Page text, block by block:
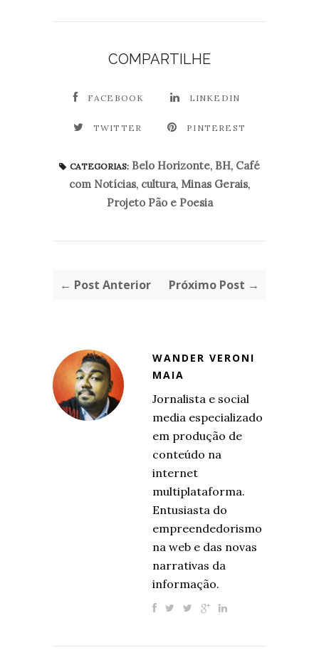
COMPARTILHE
FACEBOOK LINKEDIN
TWITTER PINTEREST
CATEGORIAS: Belo Horizonte, BH, Café
com Notícias, cultura, Minas Gerais,
Projeto Pão e Poesia
← Post Anterior Próximo Post →
WANDER VERONI
MAIA
Jornalista e social
media especializado
em produção de
conteúdo na
internet
multiplataforma.
Entusiasta do
empreendedorismo
na web e das novas
narrativas da
informação.